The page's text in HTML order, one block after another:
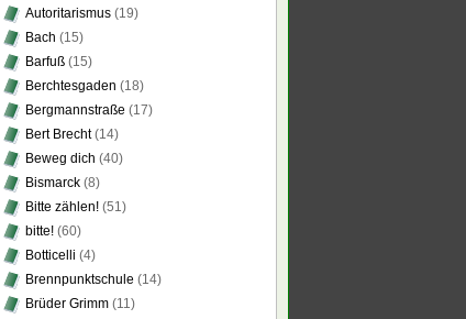
Autoritarismus (19)
Bach (15)
Barfuß (15)
Berchtesgaden (18)
Bergmannstraße (17)
Bert Brecht(14)
Beweg dich (40)
Bismarck (8)
Bitte zählen! (51)
bitte! (60)
Botticelli (4)
Brennpunktschule (14)
Brüder Grimm (11)